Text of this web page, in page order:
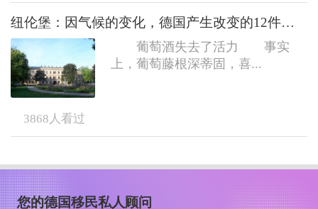
纽伦堡：因气候的变化，德国产生改变的12件事（下）
葡萄酒失去了活力 事实
上，葡萄藤根深蒂固，喜...
3868 人看过
您的德国移民私人顾问